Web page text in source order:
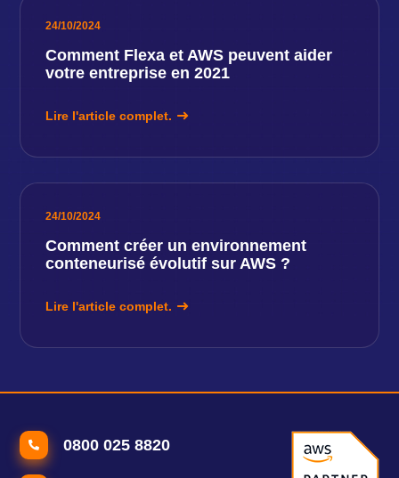
24/10/2024
Comment Flexa et AWS peuvent aider
votre entreprise en 2021
Lire l'article complet.
24/10/2024
Comment créer un environnement
conteneurisé évolutif sur AWS ?
Lire l'article complet.
0800 025 8820